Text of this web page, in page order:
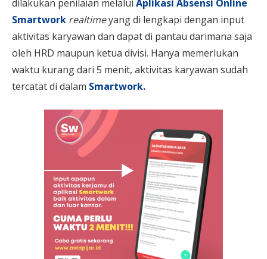
dilakukan penilaian melalui Aplikasi Absensi Online
Smartwork realtimeyang di lengkapi dengan input
aktivitas karyawan dan dapat di pantau darimana saja
oleh HRD maupun ketua divisi. Hanya memerlukan
waktu kurang dari 5 menit, aktivitas karyawan sudah
tercatat di dalam Smartwork.